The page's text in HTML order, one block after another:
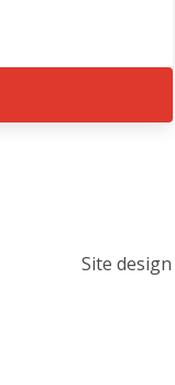
Site design